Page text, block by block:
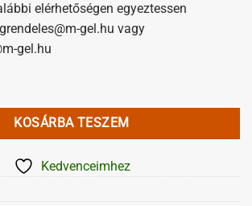
elérhetőségen egyeztessen
gel.hu vagy
gel.hu
7 kg mennyiség
KOSÁRBA TESZEM
Kedvenceimhez